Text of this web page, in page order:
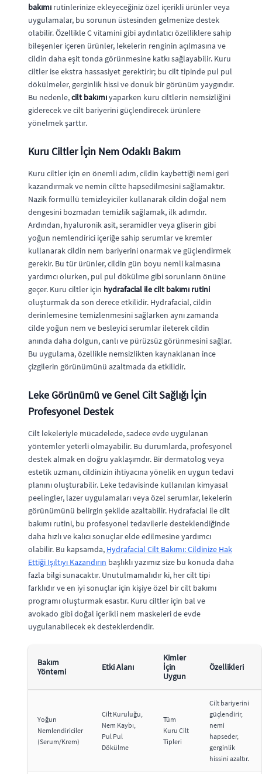
bakımı rutinlerinize ekleyeceğiniz özel içerikli ürünler veya
uygulamalar, bu sorunun üstesinden gelmenize destek
olabilir. Özellikle C vitamini gibi aydınlatıcı özelliklere sahip
bileşenler içeren ürünler, lekelerin renginin açılmasına ve
cildin daha eşit tonda görünmesine katkı sağlayabilir. Kuru
ciltler ise ekstra hassasiyet gerektirir; bu cilt tipinde pul pul
dökülmeler, gerginlik hissi ve donuk bir görünüm yaygındır.
Bu nedenle,cilt bakımıyaparken kuru ciltlerin nemsizliğini
giderecek ve cilt bariyerini güçlendirecek ürünlere
yönelmek şarttır.
Kuru Ciltler İçin Nem Odaklı Bakım
Kuru ciltler için en önemli adım, cildin kaybettiği nemi geri
kazandırmak ve nemin ciltte hapsedilmesini sağlamaktır.
Nazik formüllü temizleyiciler kullanarak cildin doğal nem
dengesini bozmadan temizlik sağlamak, ilk adımdır.
Ardından, hyaluronik asit, seramidler veya gliserin gibi
yoğun nemlendirici içeriğe sahip serumlar ve kremler
kullanarak cildin nem bariyerini onarmak ve güçlendirmek
gerekir. Bu tür ürünler, cildin gün boyu nemli kalmasına
yardımcı olurken, pul pul dökülme gibi sorunların önüne
geçer. Kuru ciltler için hydrafacial ile cilt bakımı rutini
oluşturmak da son derece etkilidir. Hydrafacial, cildin
derinlemesine temizlenmesini sağlarken aynı zamanda
cilde yoğun nem ve besleyici serumlar ileterek cildin
anında daha dolgun, canlı ve pürüzsüz görünmesini sağlar.
Bu uygulama, özellikle nemsizlikten kaynaklanan ince
çizgilerin görünümünü azaltmada da etkilidir.
Leke Görünümü ve Genel Cilt Sağlığı İçin
Profesyonel Destek
Cilt lekeleriyle mücadelede, sadece evde uygulanan
yöntemler yeterli olmayabilir. Bu durumlarda, profesyonel
destek almak en doğru yaklaşımdır. Bir dermatolog veya
estetik uzmanı, cildinizin ihtiyacına yönelik en uygun tedavi
planını oluşturabilir. Leke tedavisinde kullanılan kimyasal
peelingler, lazer uygulamaları veya özel serumlar, lekelerin
görünümünü belirgin şekilde azaltabilir. Hydrafacial ile cilt
bakımı rutini, bu profesyonel tedavilerle desteklendiğinde
daha hızlı ve kalıcı sonuçlar elde edilmesine yardımcı
olabilir. Bu kapsamda, Hydrafacial Cilt Bakımı: Cildinize Hak
Ettiği Işıltıyı Kazandırın başlıklı yazımız size bu konuda daha
fazla bilgi sunacaktır. Unutulmamalıdır ki, her cilt tipi
farklıdır ve en iyi sonuçlar için kişiye özel bir cilt bakımı
programı oluşturmak esastır. Kuru ciltler için bal ve
avokado gibi doğal içerikli nem maskeleri de evde
uygulanabilecek ek desteklerdendir.
Bakım
Yöntemi
Etki Alanı
Kimler
İçin
Uygun
Özellikleri
Yoğun
Nemlendiriciler
(Serum/Krem)
Cilt Kuruluğu,
Nem Kaybı,
Pul Pul
Dökülme
Tüm
Kuru Cilt
Tipleri
Cilt bariyerini
güçlendirir,
nemi
hapseder,
gerginlik
hissini azaltır.